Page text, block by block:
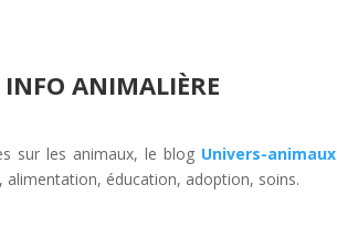
INFO ANIMALIÈRE
sur les animaux, le blog Univers-animaux
alimentation, éducation, adoption, soins.